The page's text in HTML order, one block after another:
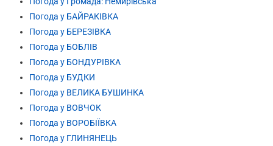
Погода у БАЙРАКІВКА
Погода у БЕРЕЗІВКА
Погода у БОБЛІВ
Погода у БОНДУРІВКА
Погода у БУДКИ
Погода у ВЕЛИКА БУШИНКА
Погода у ВОВЧОК
Погода у ВОРОБІЇВКА
Погода у ГЛИНЯНЕЦЬ